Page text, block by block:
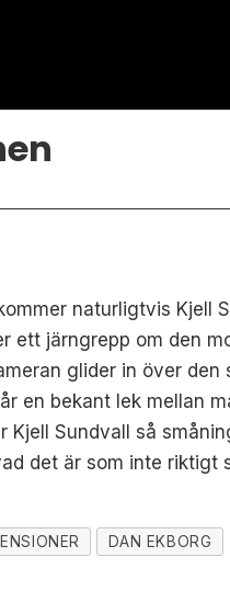
naturligtvis Kjell
ett järngrepp om den
glider in över den
en bekant lek mellan
Sundvall så
det är som inte riktigt
DAN EKBORG